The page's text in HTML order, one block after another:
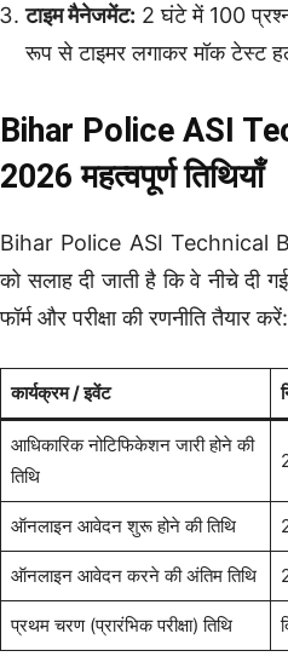
टाइम मैनेजमेंट: 2 घंटे में 100
रूप से टाइमर लगाकर मॉक टेस्ट
Bihar Police ASI
2026 महत्वपूर्ण तिथियाँ
Bihar Police ASI Technical
को सलाह दी जाती है कि वे नीचे दी
फॉर्म और परीक्षा की रणनीति तैयार करें:
कार्यक्रम / इवेंट
आधिकारिक नोटिफिकेशन जारी होने की
तिथि
ऑनलाइन आवेदन शुरू होने की तिथि
ऑनलाइन आवेदन करने की अंतिम तिथि
प्रथम चरण (प्रारंभिक परीक्षा) तिथि